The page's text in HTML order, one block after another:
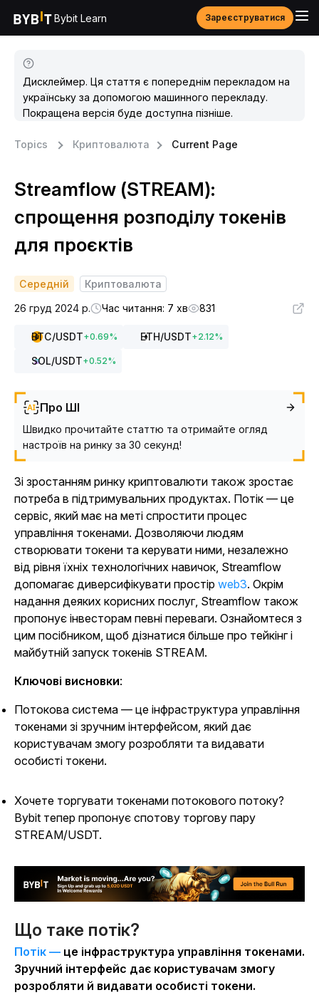
Bybit Learn Зареєструватися
Дисклеймер. Ця стаття є попереднім перекладом на
українську за допомогою машинного перекладу.
Покращена версія буде доступна пізніше.
Topics Криптовалюта Current Page
Streamflow (STREAM):
спрощення розподілу токенів
для проєктів
Середній
Криптовалюта
26 груд 2024 р.
Час читання: 7 хв 831
BTC/USDT+0.69% ETH/USDT+2.12%
SOL/USDT+0.52%
Про ШІ
Швидко прочитайте статтю та отримайте огляд
настроїв на ринку за 30 секунд!
Зі зростанням ринку криптовалюти також зростає
потреба в підтримувальних продуктах. Потік — це
сервіс, який має на меті спростити процес
управління токенами. Дозволяючи людям
створювати токени та керувати ними, незалежно
від рівня їхніх технологічних навичок, Streamflow
допомагає диверсифікувати простір web3. Окрім
надання деяких корисних послуг, Streamflow також
пропонує інвесторам певні переваги. Ознайомтеся з
цим посібником, щоб дізнатися більше про тейкінг і
майбутній запуск токенів STREAM.
Ключові висновки:
Потокова система — це інфраструктура управління
токенами зі зручним інтерфейсом, який дає
користувачам змогу розробляти та видавати
особисті токени.
Хочете торгувати токенами потокового потоку?
Bybit тепер пропонує спотову торгову пару
STREAM/USDT.
Що таке потік?
Потік — це інфраструктура управління токенами.
Зручний інтерфейс дає користувачам змогу
розробляти й видавати особисті токени.